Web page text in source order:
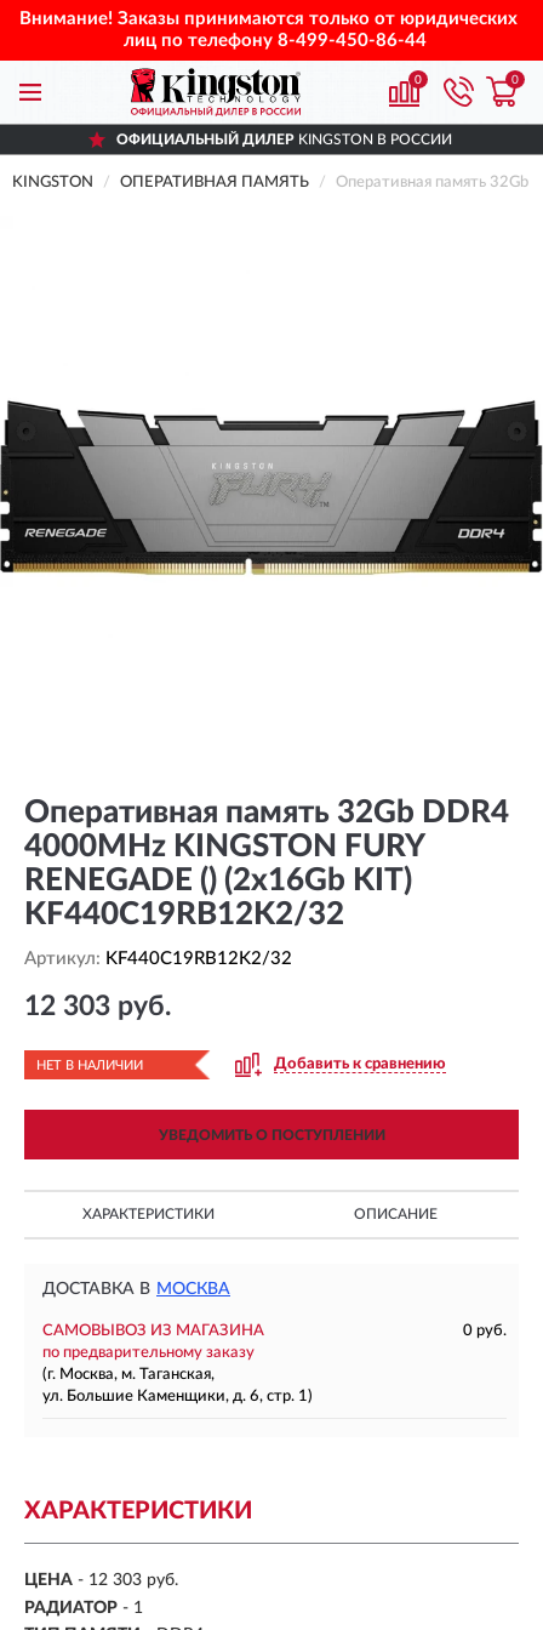
Внимание! Заказы принимаются только от юридических
лиц по телефону 8-499-450-86-44
0 0
ОФИЦИАЛЬНЫЙ ДИЛЕР KINGSTON В РОССИИ
KINGSTON ОПЕРАТИВНАЯ ПАМЯТЬ Оперативная память 32Gb
Оперативная память 32Gb DDR4
4000MHz KINGSTON FURY
RENEGADE () (2x16Gb KIT)
KF440C19RB12K2/32
Артикул: KF440C19RB12K2/32
12 303 руб.
НЕТ В НАЛИЧИИ Добавить к сравнению
УВЕДОМИТЬ О ПОСТУПЛЕНИИ
ХАРАКТЕРИСТИКИ ОПИСАНИЕ
ДОСТАВКА В МОСКВА
САМОВЫВОЗ ИЗ МАГАЗИНА
0 руб.
по предварительному заказу
(г. Москва, м. Таганская,
ул. Большие Каменщики, д. 6, стр. 1)
ХАРАКТЕРИСТИКИ
ЦЕНА - 12 303 руб.
РАДИАТОР - 1